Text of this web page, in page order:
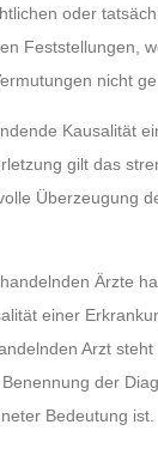
oder
Feststellungen,
nicht
Kausalität
gilt das
Überzeugung
Ärzte
einer
Arzt
der
Bedeutung ist.